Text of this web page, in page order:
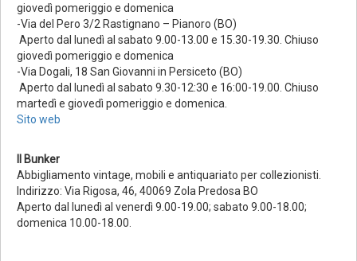
giovedì pomeriggio e domenica
-Via del Pero 3/2 Rastignano – Pianoro (BO)
Aperto dal lunedì al sabato 9.00-13.00 e 15.30-19.30. Chiuso
giovedì pomeriggio e domenica
-Via Dogali, 18 San Giovanni in Persiceto (BO)
Aperto dal lunedì al sabato 9.30-12:30 e 16:00-19.00. Chiuso
martedì e giovedì pomeriggio e domenica.
Sito web
Il Bunker
Abbigliamento vintage, mobili e antiquariato per collezionisti.
Indirizzo: Via Rigosa, 46, 40069 Zola Predosa BO
Aperto dal lunedì al venerdì 9.00-19.00; sabato 9.00-18.00;
domenica 10.00-18.00.